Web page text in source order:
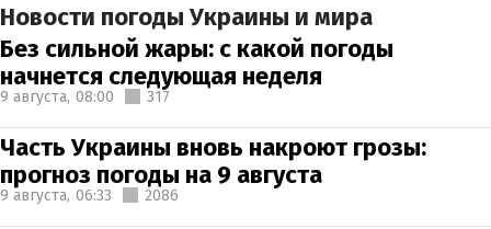
Новости погоды Украины и мира
Без сильной жары: с какой погоды
начнется следующая неделя
9 августа, 08:00 317
Часть Украины вновь накроют грозы:
прогноз погоды на 9 августа
9 августа, 06:33 2086